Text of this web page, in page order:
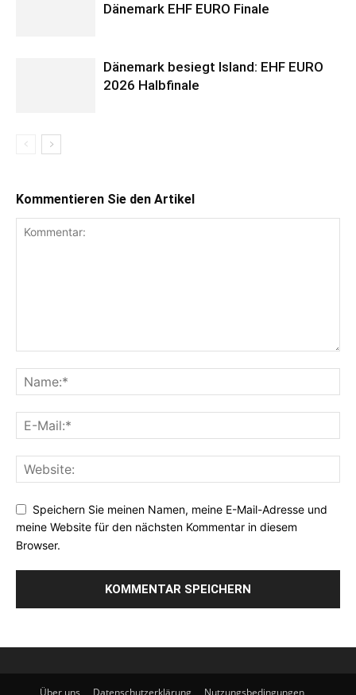
Dänemark EHF EURO Finale
Dänemark besiegt Island: EHF EURO
2026 Halbfinale
Kommentieren Sie den Artikel
Speichern Sie meinen Namen, meine E-Mail-Adresse und
meine Website für den nächsten Kommentar in diesem
Browser.
Über uns Datenschutzerklärung Nutzungsbedingungen